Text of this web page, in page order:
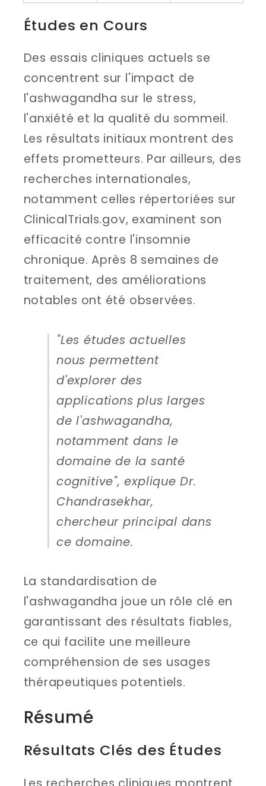
Études en Cours
Des essais cliniques actuels se
concentrent sur l'impact de
l'ashwagandha sur le stress,
l'anxiété et la qualité du sommeil.
Les résultats initiaux montrent des
effets prometteurs. Par ailleurs, des
recherches internationales,
notamment celles répertoriées sur
ClinicalTrials.gov, examinent son
efficacité contre l'insomnie
chronique. Après 8 semaines de
traitement, des améliorations
notables ont été observées.
"Les études actuelles
nous permettent
d'explorer des
applications plus larges
de l'ashwagandha,
notamment dans le
domaine de la santé
cognitive", explique Dr.
Chandrasekhar,
chercheur principal dans
ce domaine.
La standardisation de
l'ashwagandha joue un rôle clé en
garantissant des résultats fiables,
ce qui facilite une meilleure
compréhension de ses usages
thérapeutiques potentiels.
Résumé
Résultats Clés des Études